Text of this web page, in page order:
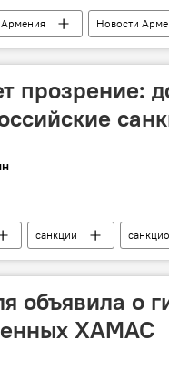
Армения Новости
прозрение:
санкции
объявила о
ХАМАС